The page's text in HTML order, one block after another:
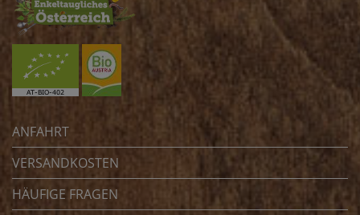
ANFAHRT
VERSANDKOSTEN
HÄUFIGE FRAGEN